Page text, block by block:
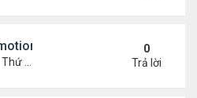
video vào diễn đàn
Thứ 5 Tháng 10 15, 2020 12:14 pm
0
Trả lời